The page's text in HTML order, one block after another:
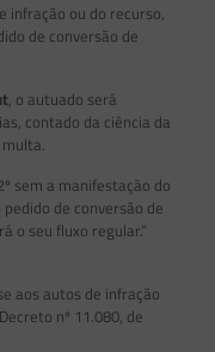
infração ou do recurso,
de conversão de
, o autuado será
contado da ciência da
sem a manifestação do
de conversão de
o seu fluxo regular.”
aos autos de infração
nº 11.080, de